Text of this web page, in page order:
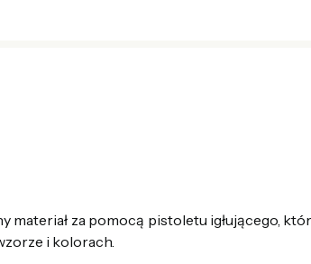
materiał za pomocą pistoletu igłującego,
i kolorach.